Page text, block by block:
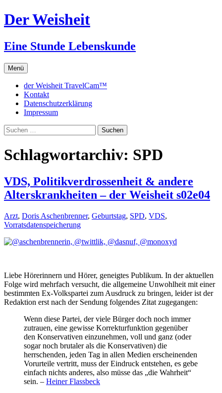
Zum
Inhalt
Der Weisheit
Eine Stunde Lebenskunde
Menü
der Weisheit TravelCam™
Kontakt
Datenschutzerklärung
Impressum
Suchen
nach:
Schlagwortarchiv: SPD
VDS, Politikverdrossenheit & andere
Alterskrankheiten – der Weisheit s02e04
Arzt, Doris Aschenbrenner, Geburtstag, SPD, VDS,
Vorratsdatenspeicherung
Liebe Hörerinnern und Hörer, geneigtes Publikum. In der aktuellen
Folge wird mehrfach versucht, die allgemeine Unwohlheit mit einer
bestimmten Ex-Volkspartei zum Ausdruck zu bringen, leider ist der
Redaktion erst nach der Sendung folgendes Zitat zugegangen:
Wenn diese Partei, der viele Bürger doch noch immer
zutrauen, eine gewisse Korrekturfunktion gegenüber
den Konservativen einzunehmen, voll und ganz (oder
sogar noch brutaler als die Konservativen) die
herrschenden, jeden Tag in allen Medien erscheinenden
Vorurteile vertritt, muss der Eindruck entstehen, es gebe
einfach nichts anderes, also müsse das „die Wahrheit“
sein. – Heiner Flassbeck